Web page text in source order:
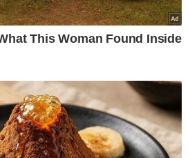
Disyorkan